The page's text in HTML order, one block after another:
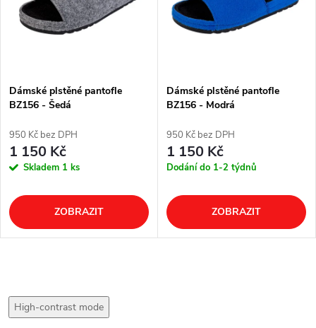
Dámské plstěné pantofle
BZ156 - Šedá
950 Kč bez DPH
1 150 Kč
Skladem 1 ks
ZOBRAZIT
Dámské plstěné pantofle
BZ156 - Modrá
950 Kč bez DPH
1 150 Kč
Dodání do 1-2 týdnů
ZOBRAZIT
High-contrast mode